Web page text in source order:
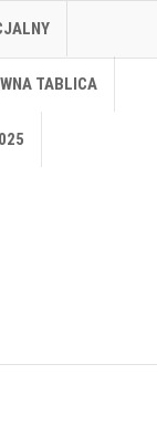
TABLICA